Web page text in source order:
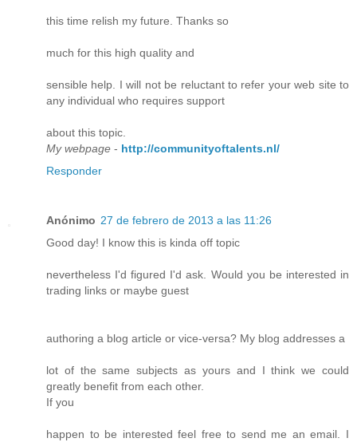
this time relish my future. Thanks so
much for this high quality and
sensible help. I will not be reluctant to refer your web site to
any individual who requires support
about this topic.
My webpage - http://communityoftalents.nl/
Responder
Anónimo 27 de febrero de 2013 a las 11:26
Good day! I know this is kinda off topic
nevertheless I'd figured I'd ask. Would you be interested in
trading links or maybe guest
authoring a blog article or vice-versa? My blog addresses a
lot of the same subjects as yours and I think we could
greatly benefit from each other.
If you
happen to be interested feel free to send me an email. I